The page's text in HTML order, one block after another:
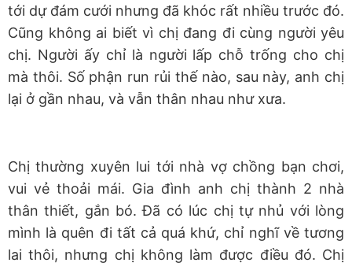
tới dự đám cưới nhưng đã khóc rất nhiều trước đó.
Cũng không ai biết vì chị đang đi cùng người yêu
chị. Người ấy chỉ là người lấp chỗ trống cho chị
mà thôi. Số phận run rủi thế nào, sau này, anh chị
lại ở gần nhau, và vẫn thân nhau như xưa.
Chị thường xuyên lui tới nhà vợ chồng bạn chơi,
vui vẻ thoải mái. Gia đình anh chị thành 2 nhà
thân thiết, gắn bó. Đã có lúc chị tự nhủ với lòng
mình là quên đi tất cả quá khứ, chỉ nghĩ về tương
lai thôi, nhưng chị không làm được điều đó. Chị